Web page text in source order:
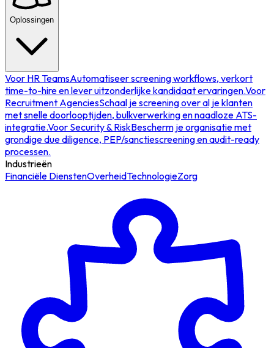
Oplossingen
Voor HR TeamsAutomatiseer screening workflows, verkort
time-to-hire en lever uitzonderlijke kandidaat ervaringen.Voor
Recruitment AgenciesSchaal je screening over al je klanten
met snelle doorlooptijden, bulkverwerking en naadloze ATS-
integratie.Voor Security & RiskBescherm je organisatie met
grondige due diligence, PEP/sanctiescreening en audit-ready
processen.
Industrieën
Financiële DienstenOverheidTechnologieZorg